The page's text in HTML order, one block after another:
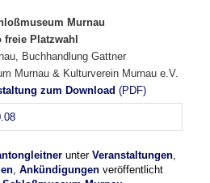
Murnau
Platzwahl
Buchhandlung Gattner
Murnau & Kulturverein Murnau e.V.
zum Download (PDF)
unterVeranstaltungen,
,Ankündigungen veröffentlicht